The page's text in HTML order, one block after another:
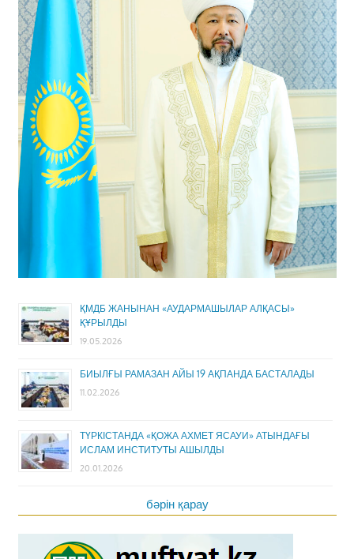
ҚМДБ ЖАНЫНАН «АУДАРМАШЫЛАР АЛҚАСЫ»
ҚҰРЫЛДЫ
19.05.2026
БИЫЛҒЫ РАМАЗАН АЙЫ 19 АҚПАНДА БАСТАЛАДЫ
11.02.2026
ТҮРКІСТАНДА «ҚОЖА АХМЕТ ЯСАУИ» АТЫНДАҒЫ
ИСЛАМ ИНСТИТУТЫ АШЫЛДЫ
20.01.2026
бәрін қарау